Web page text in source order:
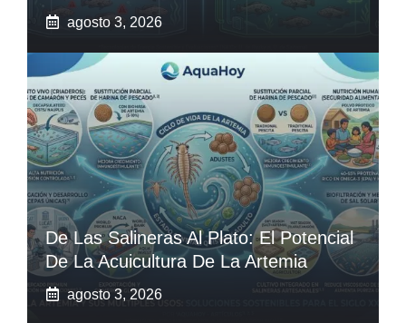
agosto 3, 2026
De Las Salineras Al Plato: El Potencial
De La Acuicultura De La Artemia
agosto 3, 2026